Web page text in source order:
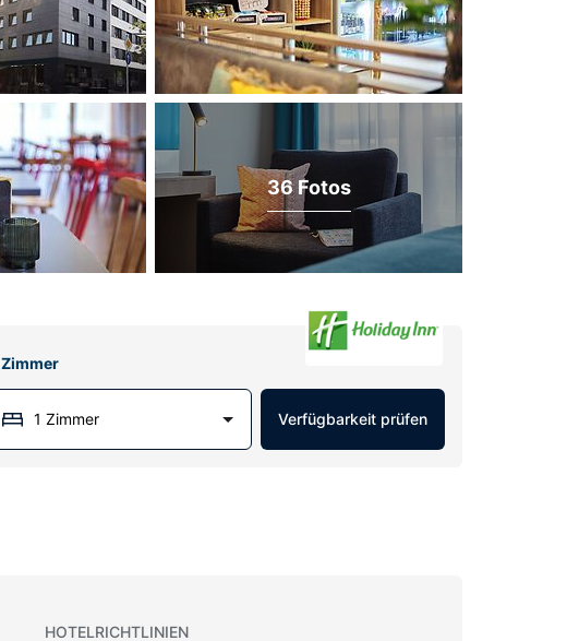
36 Fotos
Zimmer
1 Zimmer Verfügbarkeit prüfen
HOTELRICHTLINIEN